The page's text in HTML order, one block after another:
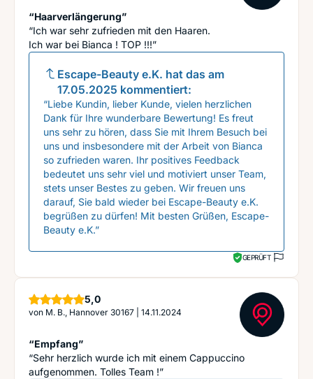
“Haarverlängerung”
“Ich war sehr zufrieden mit den Haaren.
Ich war bei Bianca ! TOP !!!”
Escape-Beauty e.K. hat das am
17.05.2025 kommentiert:
“Liebe Kundin, lieber Kunde, vielen herzlichen
Dank für Ihre wunderbare Bewertung! Es freut
uns sehr zu hören, dass Sie mit Ihrem Besuch bei
uns und insbesondere mit der Arbeit von Bianca
so zufrieden waren. Ihr positives Feedback
bedeutet uns sehr viel und motiviert unser Team,
stets unser Bestes zu geben. Wir freuen uns
darauf, Sie bald wieder bei Escape-Beauty e.K.
begrüßen zu dürfen! Mit besten Grüßen, Escape-
Beauty e.K.”
GEPRÜFT
5,0Sterne
von M. B., Hannover 30167 14.11.2024
“Empfang”
“Sehr herzlich wurde ich mit einem Cappuccino
aufgenommen. Tolles Team !”